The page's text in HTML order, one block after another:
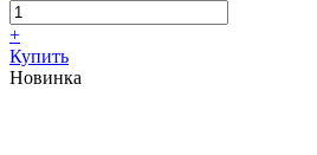
+
Купить
Новинка